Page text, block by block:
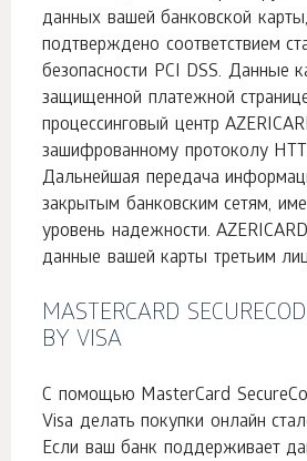
данных вашей банковской
подтверждено соответствием
безопасности PCI DSS. Данные
защищенной платежной
процессинговый центр
зашифрованному протоколу
Дальнейшая передача
закрытым банковским сетям,
уровень надежности.
данные вашей карты третьим
MASTERCARD
BY VISA
C помощью MasterCard
Visa делать покупки онлайн
Если ваш банк поддерживает